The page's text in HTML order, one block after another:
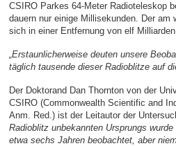
CSIRO Parkes 64-Meter Radioteleskop
dauern nur einige Millisekunden. Der am
sich in einer Entfernung von elf
„Erstaunlicherweise deuten unsere
täglich tausende dieser Radioblitze auf
Der Doktorand Dan Thornton von der
CSIRO (Commonwealth Scientific and
Anm. Red.) ist der Leitautor der
Radioblitz unbekannten Ursprungs
etwa sechs Jahren beobachtet, aber